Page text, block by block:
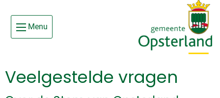
naar
inhoud
Menu
Veelgestelde vragen